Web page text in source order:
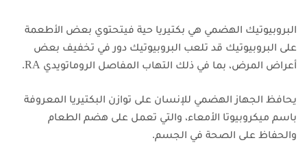
البروبيوتيك الهضمي هي بكتيريا حية فيتحتوي بعض الأطعمة
على البروبيوتيك قد تلعب البروبيوتيك دور في تخفيف بعض
أعراض المرض، بما في ذلك التهاب المفاصل الروماتويدي RA.
يحافظ الجهاز الهضمي للإنسان على توازن البكتيريا المعروفة
باسم ميكروبيوتا الأمعاء، والتي تعمل على هضم الطعام
والحفاظ على الصحة في الجسم.